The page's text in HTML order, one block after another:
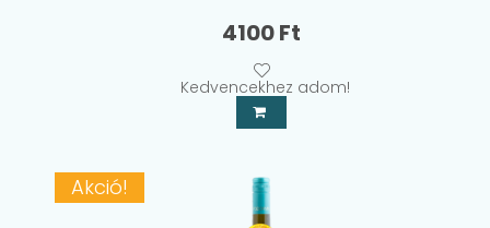
4100Ft
Kedvencekhez adom!
Akció!